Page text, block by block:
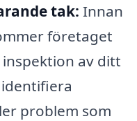
tak: Innan
företaget
av ditt
problem som